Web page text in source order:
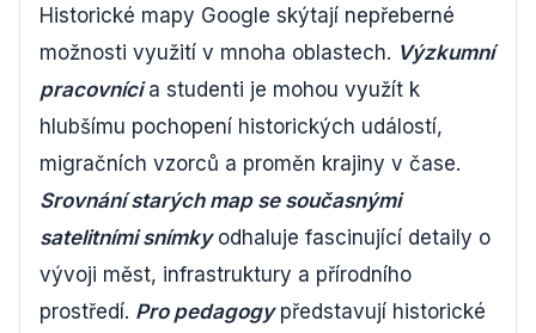
Historické mapy Google skýtají nepřeberné
možnosti využití v mnoha oblastech. Výzkumní
pracovnícia studenti je mohou využít k
hlubšímu pochopení historických událostí,
migračních vzorců a proměn krajiny v čase.
Srovnání starých map se současnými
satelitními snímkyodhaluje fascinující detaily o
vývoji měst, infrastruktury a přírodního
prostředí. Pro pedagogypředstavují historické